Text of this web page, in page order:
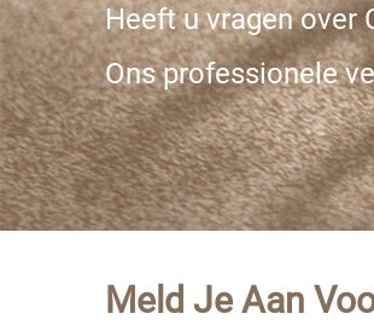
Heeft u vragen over
Ons professionele
Meld Je Aan